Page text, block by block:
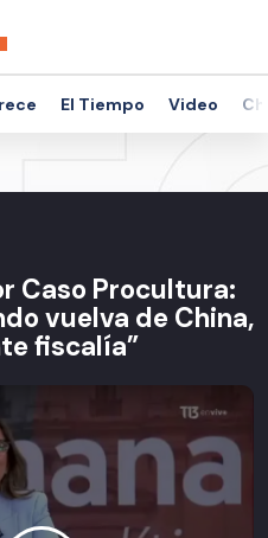
El Tiempo Video
Caso Procultura:
vuelva de China,
fiscalía”